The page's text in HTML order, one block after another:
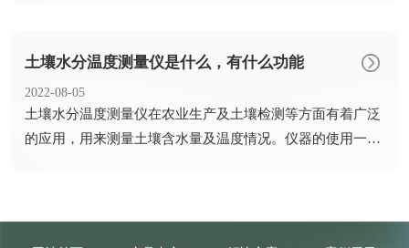
土壤水分温度测量仪是什么，有什么功能
2022-08-05
​土壤水分温度测量仪在农业生产及土壤检测等方面有着广泛
的应用，用来测量土壤含水量及温度情况。仪器的使用一方